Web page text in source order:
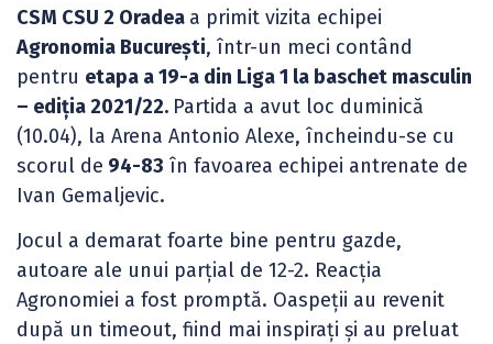
CSM CSU 2 Oradea a primit vizita echipei
Agronomia București, într-un meci contând
pentru etapa a 19-a din Liga 1 la baschet masculin
– ediția 2021/22. Partida a avut loc duminică
(10.04), la Arena Antonio Alexe, încheindu-se cu
scorul de 94-83 în favoarea echipei antrenate de
Ivan Gemaljevic.
Jocul a demarat foarte bine pentru gazde,
autoare ale unui parțial de 12-2. Reacția
Agronomiei a fost promptă. Oaspeții au revenit
după un timeout, fiind mai inspirați și au preluat